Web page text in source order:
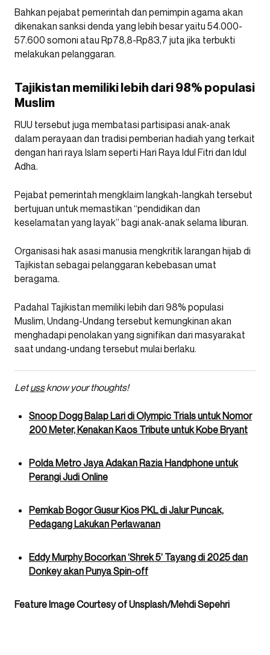
Bahkan pejabat pemerintah dan pemimpin agama akan
dikenakan sanksi denda yang lebih besar yaitu 54.000-
57.600 somoni atau Rp78,8-Rp83,7 juta jika terbukti
melakukan pelanggaran.
Tajikistan memiliki lebih dari 98% populasi
Muslim
RUU tersebut juga membatasi partisipasi anak-anak
dalam perayaan dan tradisi pemberian hadiah yang terkait
dengan hari raya Islam seperti Hari Raya Idul Fitri dan Idul
Adha.
Pejabat pemerintah mengklaim langkah-langkah tersebut
bertujuan untuk memastikan “pendidikan dan
keselamatan yang layak” bagi anak-anak selama liburan.
Organisasi hak asasi manusia mengkritik larangan hijab di
Tajikistan sebagai pelanggaran kebebasan umat
beragama.
Padahal Tajikistan memiliki lebih dari 98% populasi
Muslim, Undang-Undang tersebut kemungkinan akan
menghadapi penolakan yang signifikan dari masyarakat
saat undang-undang tersebut mulai berlaku.
Letussknow your thoughts!
Snoop Dogg Balap Lari di Olympic Trials untuk Nomor
200 Meter, Kenakan Kaos Tribute untuk Kobe Bryant
Polda Metro Jaya Adakan Razia Handphone untuk
Perangi Judi Online
Pemkab Bogor Gusur Kios PKL di Jalur Puncak,
Pedagang Lakukan Perlawanan
Eddy Murphy Bocorkan ‘Shrek 5’ Tayang di 2025 dan
Donkey akan Punya Spin-off
Feature Image Courtesy of Unsplash/Mehdi Sepehri